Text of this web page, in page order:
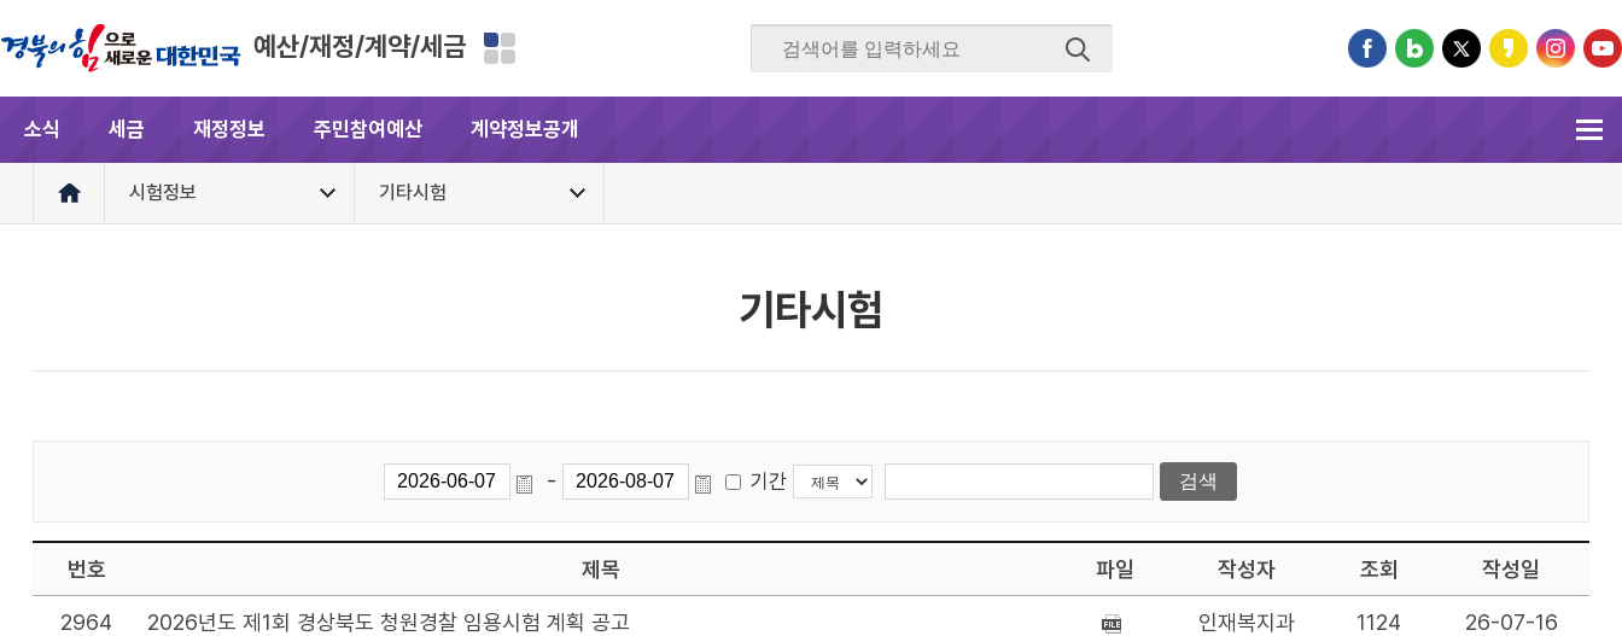
예산/재정/계약/세금
소식 세금 재정정보 주민참여예산 계약정보공개
시험정보 기타시험
기타시험
- 기간
번호 제목 파일 작성자 조회 작성일
2964 2026년도 제1회 경상북도 청원경찰 임용시험 계획 공고 인재복지과 1124 26-07-16